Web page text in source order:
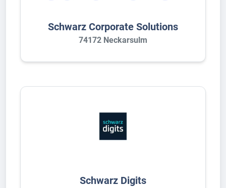
Schwarz Corporate Solutions
74172 Neckarsulm
Schwarz Digits